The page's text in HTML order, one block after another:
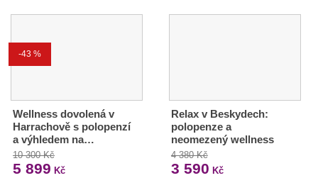
-43 %
Wellness dovolená v
Harrachově s polopenzí
a výhledem na…
10 300 Kč
5 899 Kč
Relax v Beskydech:
polopenze a
neomezený wellness
4 380 Kč
3 590 Kč